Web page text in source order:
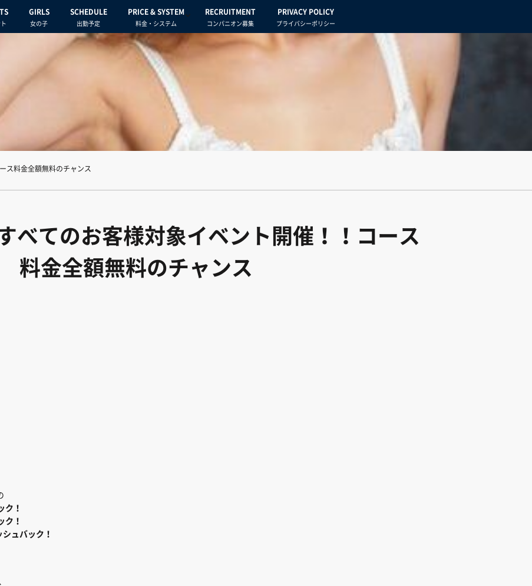
GIRLS
女の子
SCHEDULE
出勤予定
PRICE & SYSTEM
料金・システム
RECRUITMENT
コンパニオン募集
PRIVACY POLICY
プライバシーポリシー
ス料金全額無料のチャンス
べてのお客様対象イベント開催！！コース
料金全額無料のチャンス
ク！
ク！
シュバック！